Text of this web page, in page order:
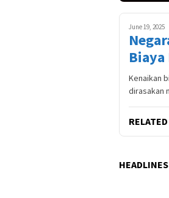
June 19, 2025
Biaya
Kenaikan
dirasakan
HEADLINES